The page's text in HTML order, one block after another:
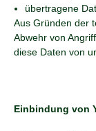
übertragene
Aus Gründen der
Abwehr von
diese Daten von
Einbindung von